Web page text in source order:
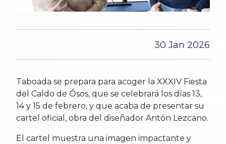
30 Jan 2026
Taboada se prepara para acoger la XXXIV Fiesta
del Caldo de Ósos, que se celebrará los días 13,
14 y 15 de febrero, y que acaba de presentar su
cartel oficial, obra del diseñador Antón Lezcano.
El cartel muestra una imagen impactante y